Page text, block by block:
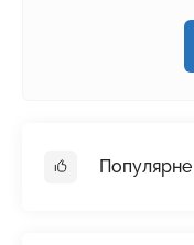
Популярне